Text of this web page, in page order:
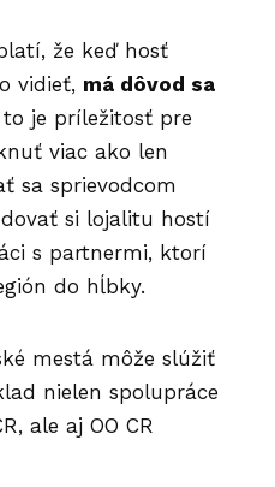
že keď hosť
vidieť, má dôvod sa
to je príležitosť pre
viac ako len
sa sprievodcom
si lojalitu hostí
s partnermi, ktorí
do hĺbky.
mestá môže slúžiť
nielen spolupráce
ale aj OO CR